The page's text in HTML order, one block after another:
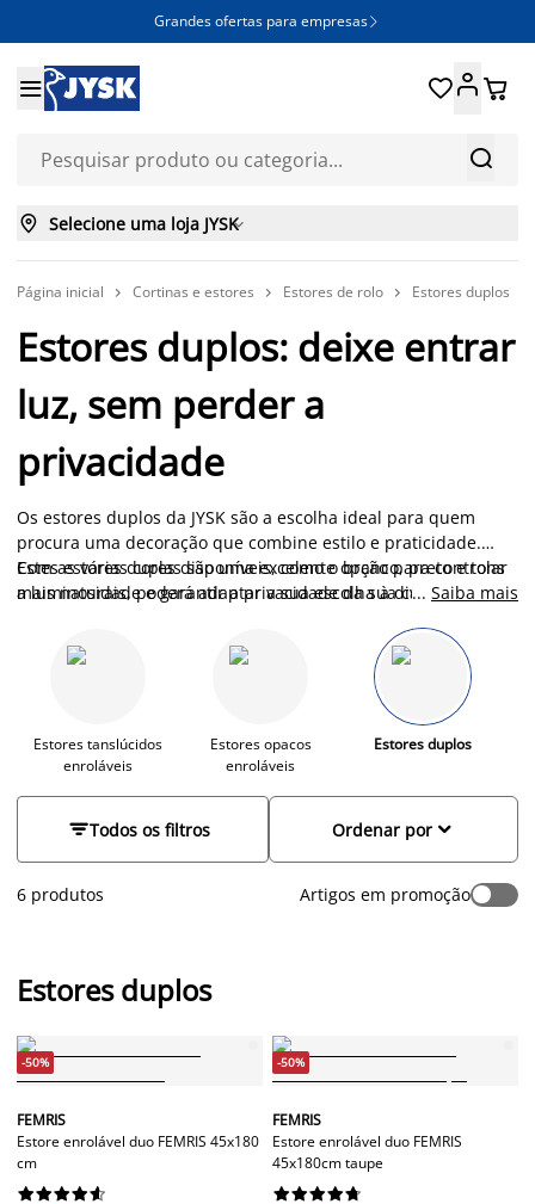
Grandes ofertas para empresas 


 
 Selecione uma loja JYSK
Página inicial  Cortinas e estores  Estores de rolo  Estores duplos
Estores duplos: deixe entrar
luz, sem perder a
privacidade
Os estores duplos da JYSK são a escolha ideal para quem
procura uma decoração que combine estilo e praticidade.
Estes estores duplas são uma excelente opção para controlar
a luminosidade e garantir a privacidade da sua casa.
Com as várias cores disponíveis, como o branco, preto e tons
mais naturais, poderá adaptar a sua escolha à divisão da casa
famílias, para dar um toque renovado e prático ao seu lar.
... Saiba mais
Estores tanslúcidos
enroláveis
Estores opacos
enroláveis
Estores duplos
Todos os filtros 
Ordenar por
6 produtos Artigos em promoção
Estores duplos
-50%
FEMRIS
Estore enrolável duo FEMRIS 45x180
cm






-50%
FEMRIS
Estore enrolável duo FEMRIS
45x180cm taupe





